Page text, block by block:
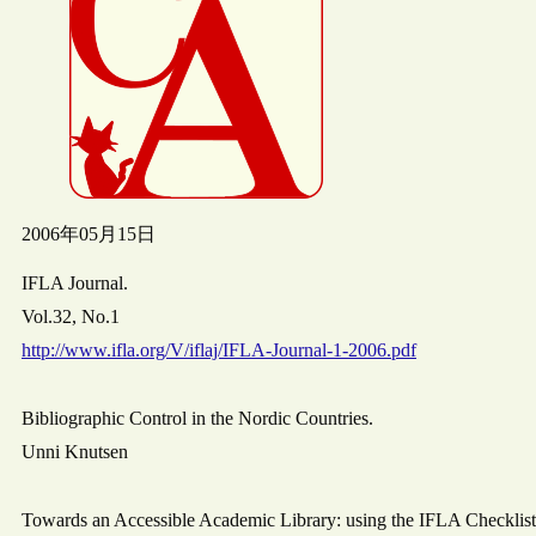
2006年05月15日
IFLA Journal.
Vol.32, No.1
http://www.ifla.org/V/iflaj/IFLA-Journal-1-2006.pdf
Bibliographic Control in the Nordic Countries.
Unni Knutsen
Towards an Accessible Academic Library: using the IFLA